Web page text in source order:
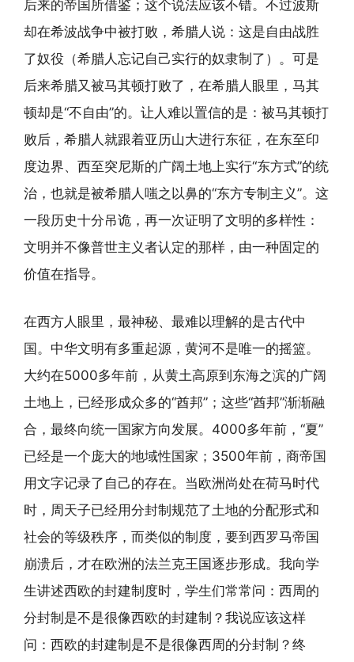
后来的帝国所借鉴；这个说法应该不错。不过波斯
却在希波战争中被打败，希腊人说：这是自由战胜
了奴役（希腊人忘记自己实行的奴隶制了）。可是
后来希腊又被马其顿打败了，在希腊人眼里，马其
顿却是“不自由”的。让人难以置信的是：被马其顿打
败后，希腊人就跟着亚历山大进行东征，在东至印
度边界、西至突尼斯的广阔土地上实行“东方式”的统
治，也就是被希腊人嗤之以鼻的“东方专制主义”。这
一段历史十分吊诡，再一次证明了文明的多样性：
文明并不像普世主义者认定的那样，由一种固定的
价值在指导。
在西方人眼里，最神秘、最难以理解的是古代中
国。中华文明有多重起源，黄河不是唯一的摇篮。
大约在5000多年前，从黄土高原到东海之滨的广阔
土地上，已经形成众多的“酋邦”；这些“酋邦”渐渐融
合，最终向统一国家方向发展。4000多年前，“夏”
已经是一个庞大的地域性国家；3500年前，商帝国
用文字记录了自己的存在。当欧洲尚处在荷马时代
时，周天子已经用分封制规范了土地的分配形式和
社会的等级秩序，而类似的制度，要到西罗马帝国
崩溃后，才在欧洲的法兰克王国逐步形成。我向学
生讲述西欧的封建制度时，学生们常常问：西周的
分封制是不是很像西欧的封建制？我说应该这样
问：西欧的封建制是不是很像西周的分封制？终